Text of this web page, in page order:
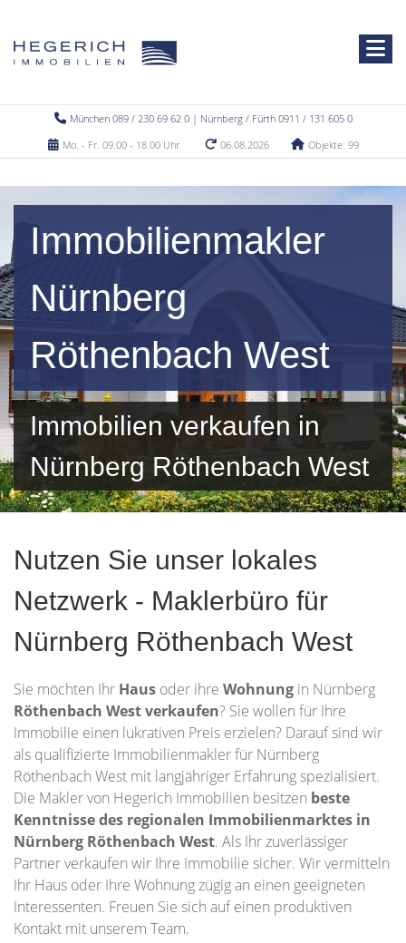
München 089 / 230 69 62 0 | Nürnberg / Fürth 0911 / 131 605 0
Mo. - Fr. 09.00 - 18.00 Uhr
06.08.2026 Objekte: 99
Immobilienmakler
Nürnberg
Röthenbach West
Immobilien verkaufen in
Nürnberg Röthenbach West
Nutzen Sie unser lokales
Netzwerk - Maklerbüro für
Nürnberg Röthenbach West
Sie möchten Ihr Haus oder ihre Wohnung in Nürnberg
Röthenbach West verkaufen? Sie wollen für Ihre
Immobilie einen lukrativen Preis erzielen? Darauf sind wir
als qualifizierte Immobilienmakler für Nürnberg
Röthenbach West mit langjähriger Erfahrung spezialisiert.
Die Makler von Hegerich Immobilien besitzen beste
Kenntnisse des regionalen Immobilienmarktes in
Nürnberg Röthenbach West. Als Ihr zuverlässiger
Partner verkaufen wir Ihre Immobilie sicher. Wir vermitteln
Ihr Haus oder Ihre Wohnung zügig an einen geeigneten
Interessenten. Freuen Sie sich auf einen produktiven
Kontakt mit unserem Team.